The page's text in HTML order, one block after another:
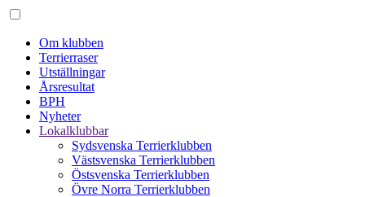
Om klubben
Terrierraser
Utställningar
Årsresultat
BPH
Nyheter
Lokalklubbar
Sydsvenska Terrierklubben
Västsvenska Terrierklubben
Östsvenska Terrierklubben
Övre Norra Terrierklubben